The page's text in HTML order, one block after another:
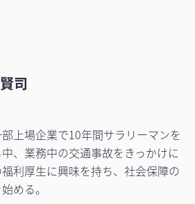
司
上場企業で10年間サラリーマンを
、業務中の交通事故をきっかけに
利厚生に興味を持ち、社会保障の
める。